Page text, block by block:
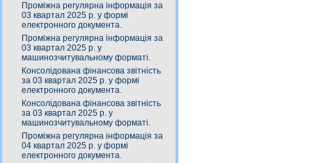
Проміжна регулярна інформація за
03 квартал 2025 р. у формі
електронного документа.
Проміжна регулярна інформація за
03 квартал 2025 р. у
машинозчитувальному форматі.
Консолідована фінансова звітність
за 03 квартал 2025 р. у формі
електронного документа.
Консолідована фінансова звітність
за 03 квартал 2025 р. у
машинозчитувальному форматі.
Проміжна регулярна інформація за
04 квартал 2025 р. у формі
електронного документа.